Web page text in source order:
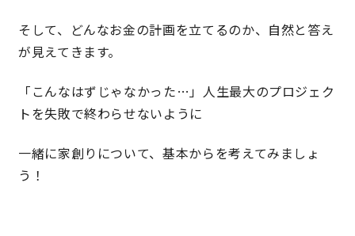
施工事例 お客さまの声
近日分譲予定情報 会社情報
動画ギャラリー
そして、どんなお金の計画を立てるのか、自然と答え
が見えてきます。
「こんなはずじゃなかった…」人生最大のプロジェク
トを失敗で終わらせないように
一緒に家創りについて、基本からを考えてみましょ
う！